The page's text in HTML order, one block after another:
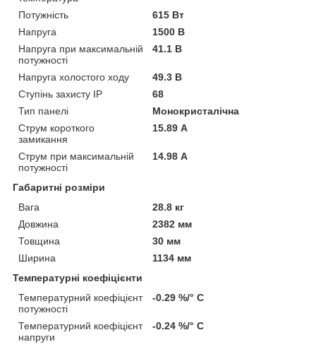
Потужність
615 Вт
Напруга
1500 В
Напруга при максимальній
потужності
41.1 В
Напруга холостого ходу
49.3 В
Ступінь захисту IP
68
Тип панелі
Монокристалічна
Струм короткого
замикання
15.89 А
Струм при максимальній
потужності
14.98 А
Габаритні розміри
Вага
28.8 кг
Довжина
2382 мм
Товщина
30 мм
Ширина
1134 мм
Температурні коефіцієнти
Температурний коефіцієнт
потужності
-0.29 %/° С
Температурний коефіцієнт
напруги
-0.24 %/° С